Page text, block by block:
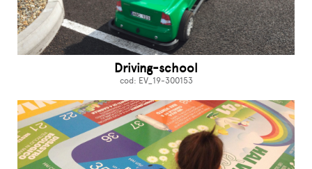
Driving-school
cod: EV_19-300153